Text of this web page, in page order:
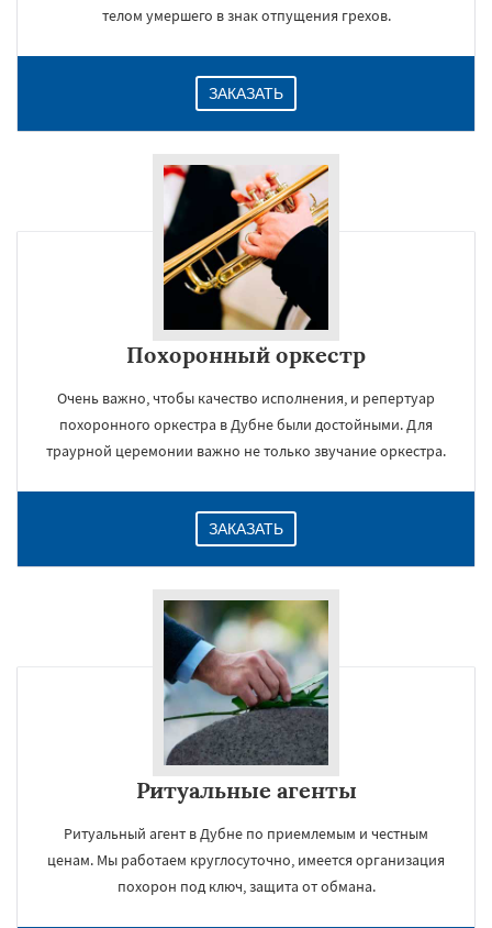
телом умершего в знак отпущения грехов.
ЗАКАЗАТЬ
Похоронный оркестр
Очень важно, чтобы качество исполнения, и репертуар
похоронного оркестра в Дубне были достойными. Для
траурной церемонии важно не только звучание оркестра.
ЗАКАЗАТЬ
Ритуальные агенты
Ритуальный агент в Дубне по приемлемым и честным
ценам. Мы работаем круглосуточно, имеется организация
похорон под ключ, защита от обмана.